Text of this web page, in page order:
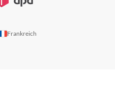
Frankreich